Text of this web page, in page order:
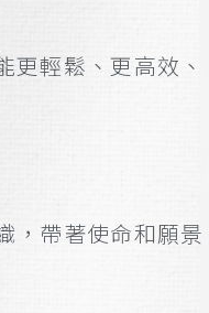
更輕鬆、更高效、
，帶著使命和願景